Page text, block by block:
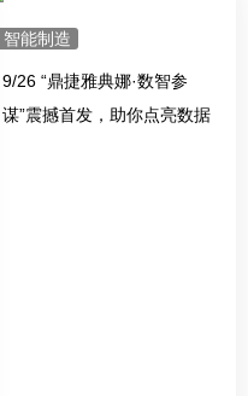
智能制造
9/26 “鼎捷雅典娜·数智参
谋”震撼首发，助你点亮数据